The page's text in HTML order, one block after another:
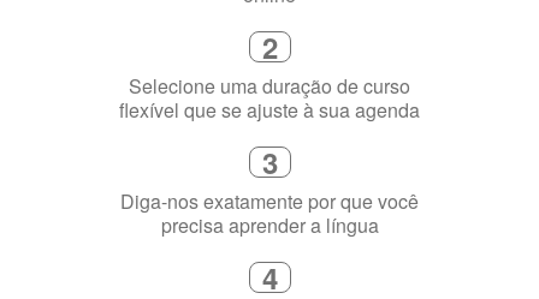
1
Escolha um curso presencial ou
online
2
Selecione uma duração de curso
flexível que se ajuste à sua agenda
3